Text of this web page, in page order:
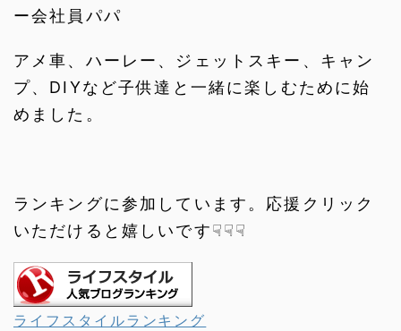
ー会社員パパ
アメ車、ハーレー、ジェットスキー、キャン
プ、DIYなど子供達と一緒に楽しむために始
めました。
ランキングに参加しています。応援クリック
いただけると嬉しいです☟☟☟
ライフスタイルランキング